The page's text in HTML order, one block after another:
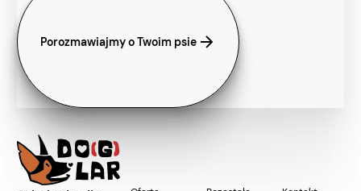
Porozmawiajmy o Twoim psie
Footer